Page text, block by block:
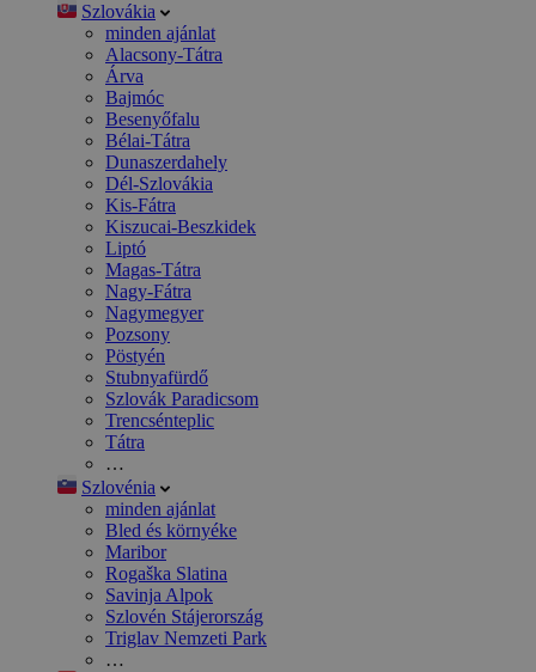
Szlovákia
minden ajánlat
Alacsony-Tátra
Árva
Bajmóc
Besenyőfalu
Bélai-Tátra
Dunaszerdahely
Dél-Szlovákia
Kis-Fátra
Kiszucai-Beszkidek
Liptó
Magas-Tátra
Nagy-Fátra
Nagymegyer
Pozsony
Pöstyén
Stubnyafürdő
Szlovák Paradicsom
Trencsénteplic
Tátra
…
Szlovénia
minden ajánlat
Bled és környéke
Maribor
Rogaška Slatina
Savinja Alpok
Szlovén Stájerország
Triglav Nemzeti Park
…